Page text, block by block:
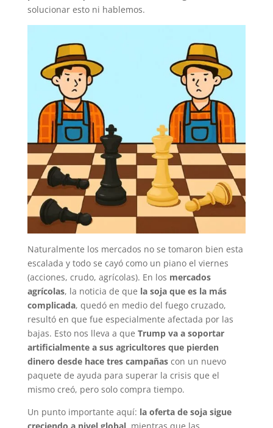
solucionar esto ni hablemos.
Naturalmente los mercados no se tomaron bien esta
escalada y todo se cayó como un piano el viernes
(acciones, crudo, agrícolas). En los mercados
agrícolas, la noticia de que la soja que es la más
complicada, quedó en medio del fuego cruzado,
resultó en que fue especialmente afectada por las
bajas. Esto nos lleva a que Trump va a soportar
artificialmente a sus agricultores que pierden
dinero desde hace tres campañascon un nuevo
paquete de ayuda para superar la crisis que el
mismo creó, pero solo compra tiempo.
Un punto importante aquí: la oferta de soja sigue